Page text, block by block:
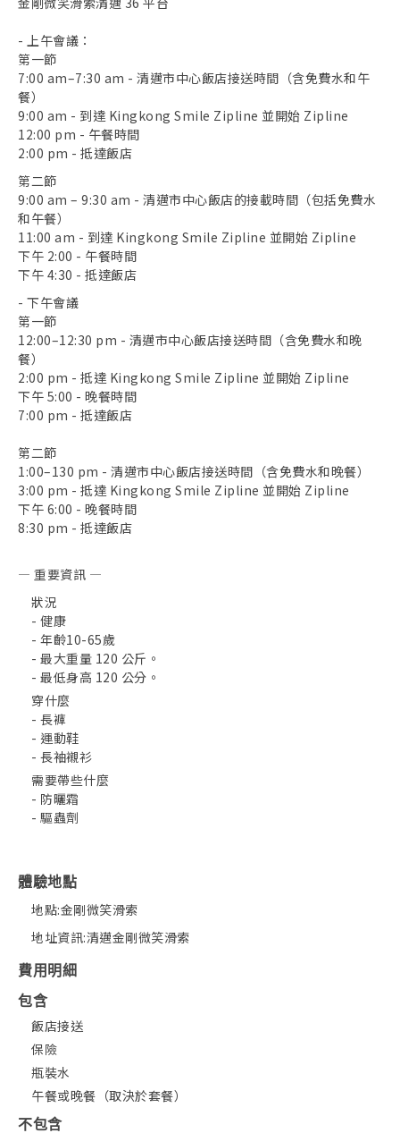
- 上午會議：
第一節
7:00 am–7:30 am - 清邁市中心飯店接送時間（含免費水和午
餐）
9:00 am - 到達 Kingkong Smile Zipline 並開始 Zipline
12:00 pm - 午餐時間
2:00 pm - 抵達飯店
第二節
9:00 am – 9:30 am - 清邁市中心飯店的接載時間（包括免費水
和午餐）
11:00 am - 到達 Kingkong Smile Zipline 並開始 Zipline
下午 2:00 - 午餐時間
下午 4:30 - 抵達飯店
- 下午會議
第一節
12:00–12:30 pm - 清邁市中心飯店接送時間（含免費水和晚
餐）
2:00 pm - 抵達 Kingkong Smile Zipline 並開始 Zipline
下午 5:00 - 晚餐時間
7:00 pm - 抵達飯店
第二節
1:00–130 pm - 清邁市中心飯店接送時間（含免費水和晚餐）
3:00 pm - 抵達 Kingkong Smile Zipline 並開始 Zipline
下午 6:00 - 晚餐時間
8:30 pm - 抵達飯店
— 重要資訊 —
狀況
- 健康
- 年齡10-65歲
- 最大重量 120 公斤。
- 最低身高 120 公分。
穿什麼
- 長褲
- 運動鞋
- 長袖襯衫
需要帶些什麼
- 防曬霜
- 驅蟲劑
體驗地點
地點:金剛微笑滑索
地址資訊:清邁金剛微笑滑索
費用明細
包含
飯店接送
保險
瓶裝水
午餐或晚餐（取決於套餐）
不包含